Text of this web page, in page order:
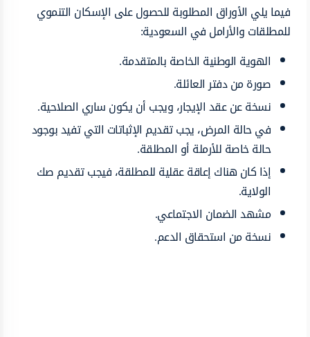
فيما يلي الأوراق المطلوبة للحصول على الإسكان التنموي
للمطلقات والأرامل في السعودية:
الهوية الوطنية الخاصة بالمتقدمة.
صورة من دفتر العائلة.
نسخة عن عقد الإيجار، ويجب أن يكون ساري الصلاحية.
في حالة المرض، يجب تقديم الإثباتات التي تفيد بوجود
حالة خاصة للأرملة أو المطلقة.
إذا كان هناك إعاقة عقلية للمطلقة، فيجب تقديم صك
الولاية.
مشهد الضمان الاجتماعي.
نسخة من استحقاق الدعم.